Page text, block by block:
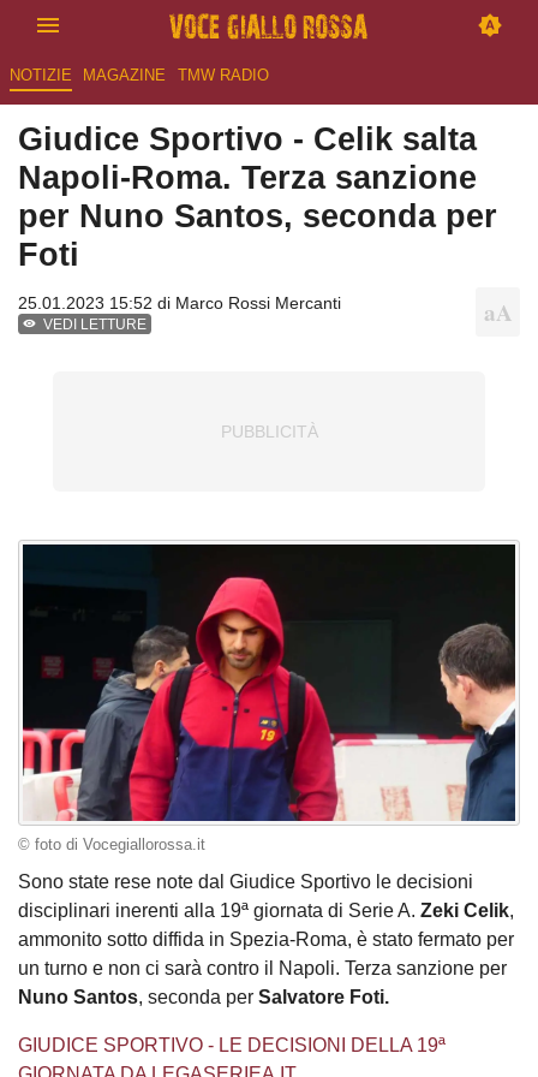
NOTIZIE MAGAZINE TMW RADIO
Giudice Sportivo - Celik salta
Napoli-Roma. Terza sanzione
per Nuno Santos, seconda per
Foti
25.01.2023 15:52 di Marco Rossi Mercanti
VEDI LETTURE
© foto di Vocegiallorossa.it
Sono state rese note dal Giudice Sportivo le decisioni
disciplinari inerenti alla 19ª giornata di Serie A. Zeki Celik,
ammonito sotto diffida in Spezia-Roma, è stato fermato per
un turno e non ci sarà contro il Napoli. Terza sanzione per
Nuno Santos, seconda per Salvatore Foti.
GIUDICE SPORTIVO - LE DECISIONI DELLA 19ª